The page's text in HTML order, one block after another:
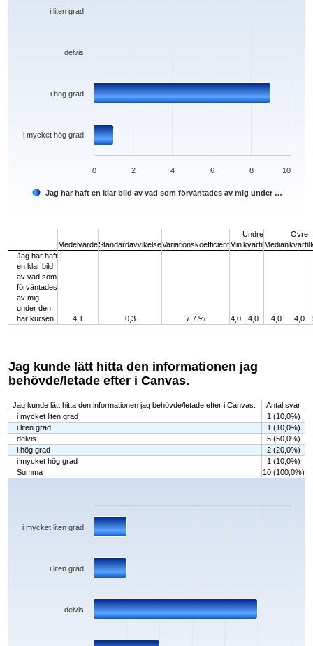
Jag har haft en klar bild av vad som förväntades av mig under …
i mycket hög grad
i hög grad
delvis
i liten grad
0 2 4 6 8 10
MedelvärdeStandardavvikelseVariationskoefficientMin
Undre
kvartilMedian
Övre
kvartil
Jag har haft
en klar bild
av vad som
förväntades
av mig
under den
här kursen.
4,1 0,3 7,7 % 4,0 4,0 4,0 4,0
Jag kunde lätt hitta den informationen jag
behövde/letade efter i Canvas.
Jag kunde lätt hitta den informationen jag behövde/letade efter i Canvas.
Antal svar
i mycket liten grad
1 (10,0%)
i liten grad
1 (10,0%)
delvis
5 (50,0%)
i hög grad
2 (20,0%)
i mycket hög grad
1 (10,0%)
Summa
10 (100,0%)
Chart
The chart has 1 X axis displaying categories.
The chart has 1 Y axis displaying values. Data ranges from 1 to 5.
delvis
i liten grad
i mycket liten grad